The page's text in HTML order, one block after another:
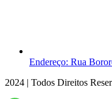
Endereço: Rua
2024 | Todos Direitos